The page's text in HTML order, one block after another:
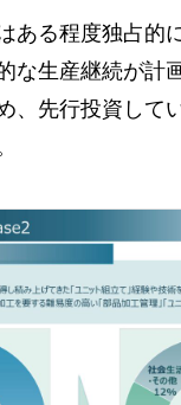
ある程度独占的
な生産継続が計
、先行投資して